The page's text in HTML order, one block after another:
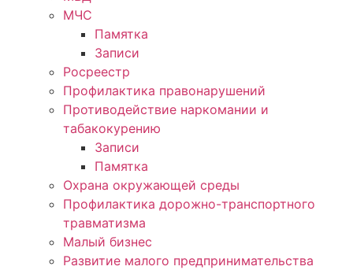
МЧС
Памятка
Записи
Росреестр
Профилактика правонарушений
Противодействие наркомании и
табакокурению
Записи
Памятка
Охрана окружающей среды
Профилактика дорожно-транспортного
травматизма
Малый бизнес
Развитие малого предпринимательства